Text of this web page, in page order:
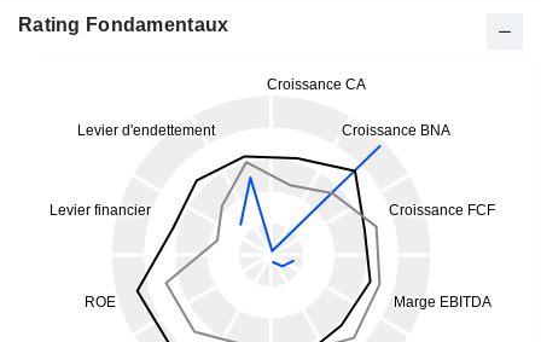
Rating Fondamentaux